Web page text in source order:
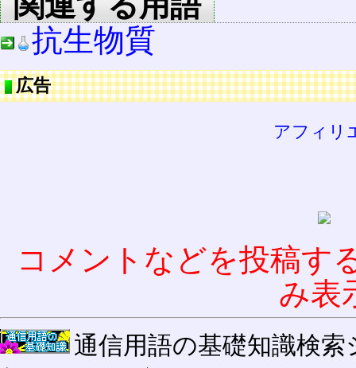
抗生物質
広告
アフィリ
コメントなどを投稿す
み表
通信用語の基礎知識検索